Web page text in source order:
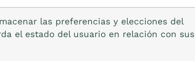
las preferencias y elecciones del
el estado del usuario en relación con sus